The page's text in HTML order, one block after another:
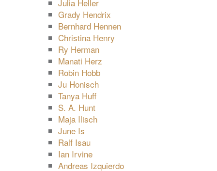
Julia Heller
Grady Hendrix
Bernhard Hennen
Christina Henry
Ry Herman
Manati Herz
Robin Hobb
Ju Honisch
Tanya Huff
S. A. Hunt
Maja Ilisch
June Is
Ralf Isau
Ian Irvine
Andreas Izquierdo